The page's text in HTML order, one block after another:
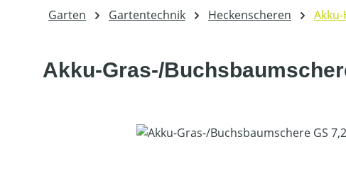
Garten Gartentechnik Heckenscheren
Akku-Gras-/
Bildergalerie überspringen